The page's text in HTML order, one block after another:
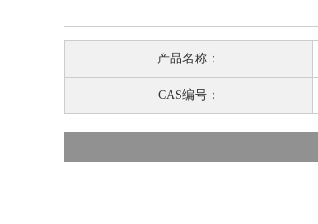
产品名称：
CAS编号：